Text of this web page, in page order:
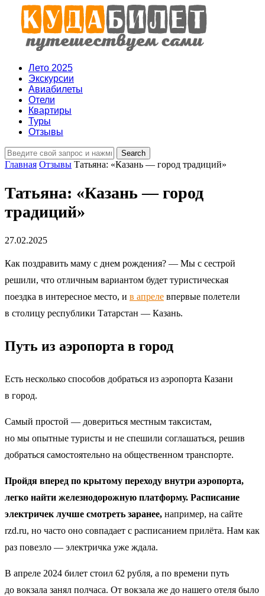
Лето 2025
Экскурсии
Авиабилеты
Отели
Квартиры
Туры
Отзывы
Главная Отзывы Татьяна: «Казань — город традиций»
Татьяна: «Казань — город
традиций»
27.02.2025
Как поздравить маму с днем рождения? — Мы с сестрой
решили, что отличным вариантом будет туристическая
поездка в интересное место, и в апреле впервые полетели
в столицу республики Татарстан — Казань.
Путь из аэропорта в город
Есть несколько способов добраться из аэропорта Казани
в город.
Самый простой — довериться местным таксистам,
но мы опытные туристы и не спешили соглашаться, решив
добраться самостоятельно на общественном транспорте.
Пройдя вперед по крытому переходу внутри аэропорта,
легко найти железнодорожную платформу. Расписание
электричек лучше смотреть заранее, например, на сайте
rzd.ru, но часто оно совпадает с расписанием прилёта. Нам как
раз повезло — электричка уже ждала.
В апреле 2024 билет стоил 62 рубля, а по времени путь
до вокзала занял полчаса. От вокзала же до нашего отеля было